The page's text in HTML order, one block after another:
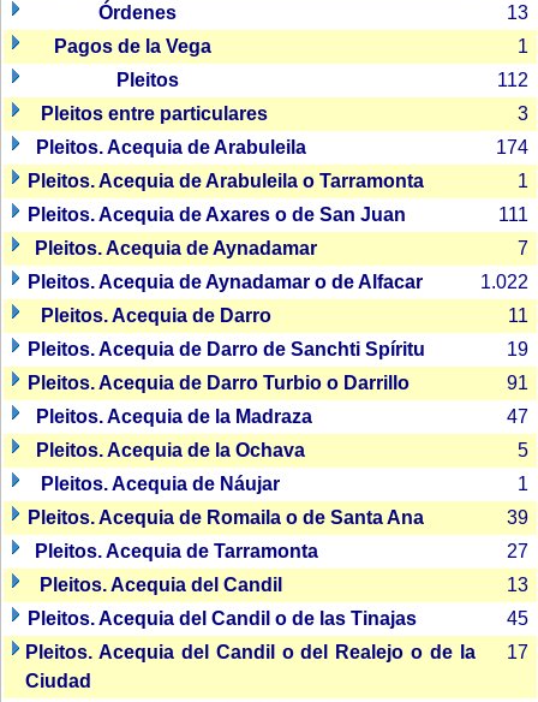
Órdenes
13
Pagos de la Vega
1
Pleitos
112
Pleitos entre particulares
3
Pleitos. Acequia de Arabuleila
174
Pleitos. Acequia de Arabuleila o Tarramonta
1
Pleitos. Acequia de Axares o de San Juan
111
Pleitos. Acequia de Aynadamar
7
Pleitos. Acequia de Aynadamar o de Alfacar
1.022
Pleitos. Acequia de Darro
11
Pleitos. Acequia de Darro de Sanchti Spíritu
19
Pleitos. Acequia de Darro Turbio o Darrillo
91
Pleitos. Acequia de la Madraza
47
Pleitos. Acequia de la Ochava
5
Pleitos. Acequia de Náujar
1
Pleitos. Acequia de Romaila o de Santa Ana
39
Pleitos. Acequia de Tarramonta
27
Pleitos. Acequia del Candil
13
Pleitos. Acequia del Candil o de las Tinajas
45
Pleitos. Acequia del Candil o del Realejo o de la
Ciudad
17